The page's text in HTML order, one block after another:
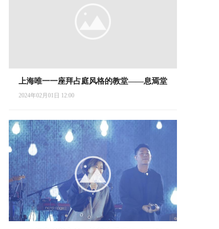
上海唯一一座拜占庭风格的教堂——息焉堂
2024年02月01日 12:00